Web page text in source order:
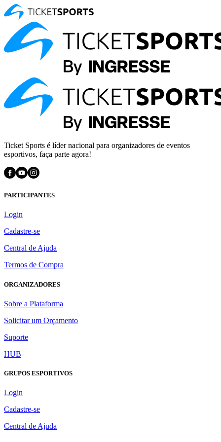
Ticket Sports é líder nacional para organizadores de eventos
esportivos, faça parte agora!
PARTICIPANTES
Login
Cadastre-se
Central de Ajuda
Termos de Compra
ORGANIZADORES
Sobre a Plataforma
Solicitar um Orçamento
Suporte
HUB
GRUPOS ESPORTIVOS
Login
Cadastre-se
Central de Ajuda